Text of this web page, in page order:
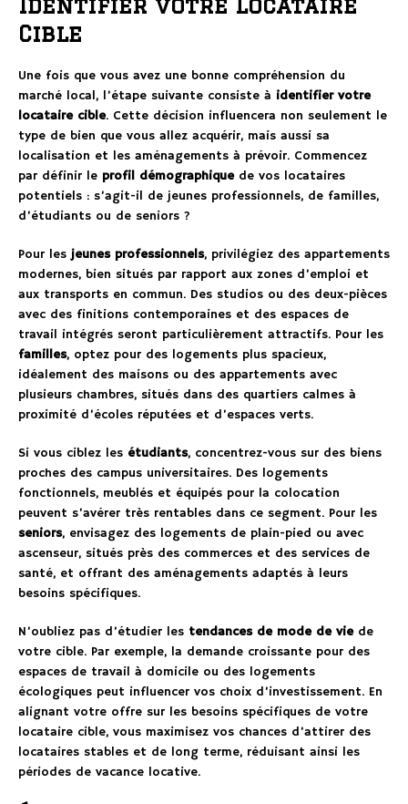
Identifier votre Locataire
Cible
Une fois que vous avez une bonne compréhension du
marché local, l’étape suivante consiste à identifier votre
locataire cible. Cette décision influencera non seulement le
type de bien que vous allez acquérir, mais aussi sa
localisation et les aménagements à prévoir. Commencez
par définir le profil démographiquede vos locataires
potentiels : s’agit-il de jeunes professionnels, de familles,
d’étudiants ou de seniors ?
Pour lesjeunes professionnels, privilégiez des appartements
modernes, bien situés par rapport aux zones d’emploi et
aux transports en commun. Des studios ou des deux-pièces
avec des finitions contemporaines et des espaces de
travail intégrés seront particulièrement attractifs. Pour les
familles, optez pour des logements plus spacieux,
idéalement des maisons ou des appartements avec
plusieurs chambres, situés dans des quartiers calmes à
proximité d’écoles réputées et d’espaces verts.
Si vous ciblez les étudiants, concentrez-vous sur des biens
proches des campus universitaires. Des logements
fonctionnels, meublés et équipés pour la colocation
peuvent s’avérer très rentables dans ce segment. Pour les
seniors, envisagez des logements de plain-pied ou avec
ascenseur, situés près des commerces et des services de
santé, et offrant des aménagements adaptés à leurs
besoins spécifiques.
N’oubliez pas d’étudier les tendances de mode de viede
votre cible. Par exemple, la demande croissante pour des
espaces de travail à domicile ou des logements
écologiques peut influencer vos choix d’investissement. En
alignant votre offre sur les besoins spécifiques de votre
locataire cible, vous maximisez vos chances d’attirer des
locataires stables et de long terme, réduisant ainsi les
périodes de vacance locative.